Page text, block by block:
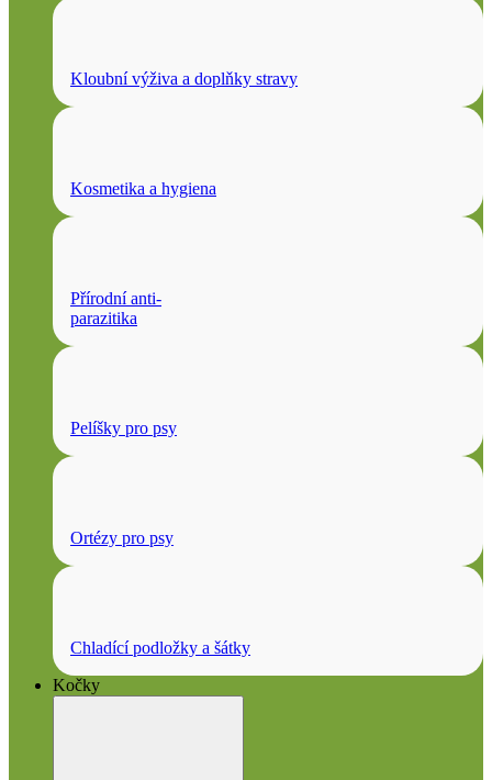
Kloubní výživa a doplňky stravy
Kosmetika a hygiena
Přírodní anti-
parazitika
Pelíšky pro psy
Ortézy pro psy
Chladící podložky a šátky
Kočky